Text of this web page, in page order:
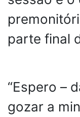
parte final
“Espero –
gozar a